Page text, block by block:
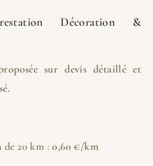
Décoration &
sur devis détaillé et
de 20 km :0,60 €/km